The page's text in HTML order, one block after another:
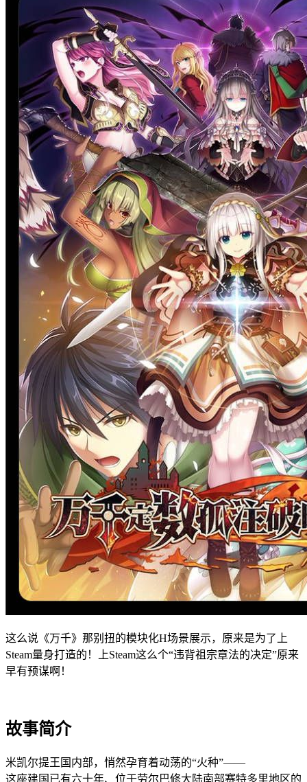
这么说《万千》那别扭的模块化H场景展示，原来是为了上
Steam量身打造的！上Steam这么个“违背祖宗章法的决定”原来
早有预谋啊！
故事简介
米凯尔提王国内部，悄然孕育着动荡的“火种”——
这座建国已有六十年、位于劳尔巴修大陆南部赛特多里地区的